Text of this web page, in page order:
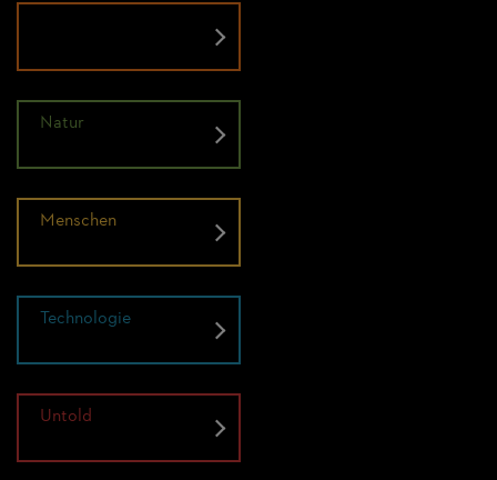
Natur
Menschen
Technologie
Untold